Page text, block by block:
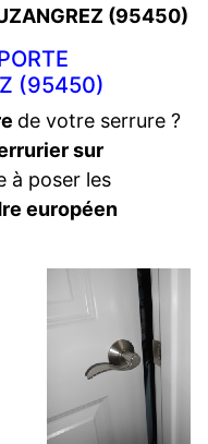
(95450)
(95450)
de votre serrure ?
sur
à poser les
européen